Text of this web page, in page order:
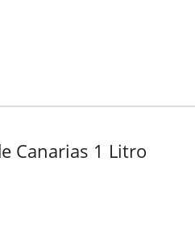
Canarias 1 Litro